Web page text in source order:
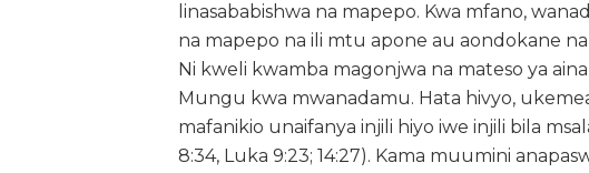
linasababishwa na mapepo. Kwa mfano,
na mapepo na ili mtu apone au aondokane
Ni kweli kwamba magonjwa na mateso ya
Mungu kwa mwanadamu. Hata hivyo,
mafanikio unaifanya injili hiyo iwe injili bila
8:34, Luka 9:23; 14:27). Kama muumini